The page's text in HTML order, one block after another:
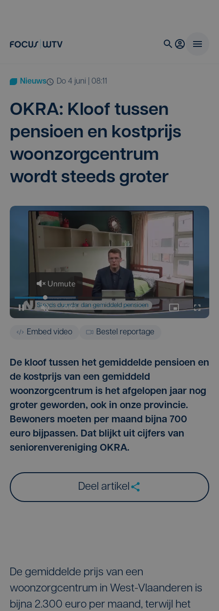
Nieuws do 4 juni | 08:11
OKRA: Kloof tus­sen
pen­si­oen en kost­prijs
woon­zorg­cen­trum
wordt steeds groter
Embed video Bestel reportage
De kloof tussen het gemiddelde pensioen en
de kostprijs van een gemiddeld
woonzorgcentrum is het afgelopen jaar nog
groter geworden, ook in onze provincie.
Bewoners moeten per maand bijna 700
euro bijpassen. Dat blijkt uit cijfers van
seniorenvereniging OKRA.
Deel artikel
De gemiddelde prijs van een
woonzorgcentrum in West-Vlaanderen is
bijna 2.300 euro per maand, terwijl het